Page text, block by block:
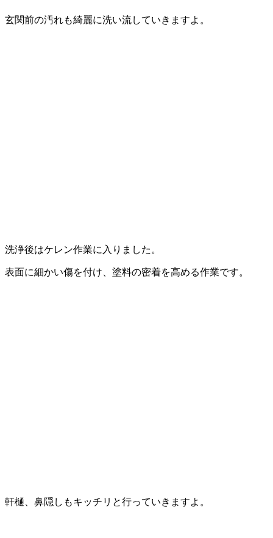
玄関前の汚れも綺麗に洗い流していきますよ。
洗浄後はケレン作業に入りました。
表面に細かい傷を付け、塗料の密着を高める作業です。
軒樋、鼻隠しもキッチリと行っていきますよ。